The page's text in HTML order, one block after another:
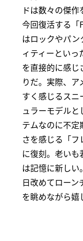
ドは数々の傑作
今回復活する「
はロックやパン
ィティーといっ
を直接的に感じ
りだ。実際、
すく感じるスニ
ュラーモデルと
テムなのに不定
さを感じる「
に復刻。老い
は記憶に新し
日改めてローン
を眺めながら嬉